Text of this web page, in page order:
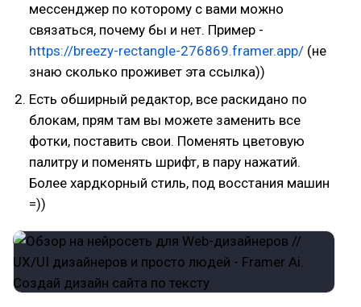
мессенджер по которому с вами можно
связаться, почему бы и нет. Пример -
https://breezy-rectangle-276869.framer.app/ (не
знаю сколько проживет эта ссылка))
Есть обширный редактор, все раскидано по
блокам, прям там вы можете заменить все
фотки, поставить свои. Поменять цветовую
палитру и поменять шрифт, в пару нажатий.
Более хардкорный стиль, под восстания машин
=))